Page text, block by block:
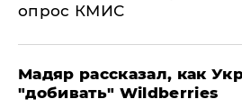
опрос КМИС
Мадяр рассказал, как
"добивать" Wildberries